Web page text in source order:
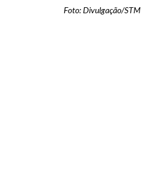
Foto: Divulgação/STM